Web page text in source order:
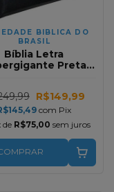
BIBLICA DO
BRASIL
Bíblia Letra
Preta
R$149,99
com Pix
de R$75,00 sem juros